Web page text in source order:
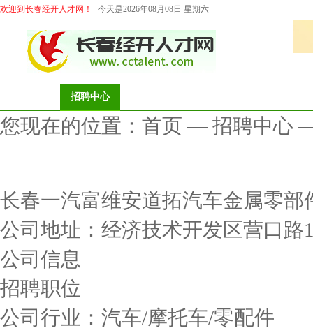
欢迎到长春经开人才网！ 今天是2026年08月08日 星期六
招聘中心
您现在的位置： 首页 —招聘中心
长春一汽富维安道拓汽车金属零部
公司地址：经济技术开发区营口路
公司信息
招聘职位
公司行业：汽车/摩托车/零配件